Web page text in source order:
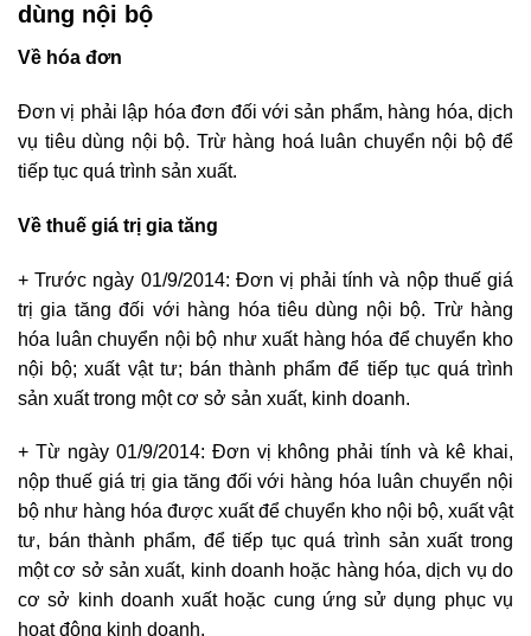
dùng nội bộ
Về hóa đơn
Đơn vị phải lập hóa đơn đối với sản phẩm, hàng hóa, dịch
vụ tiêu dùng nội bộ. Trừ hàng hoá luân chuyển nội bộ để
tiếp tục quá trình sản xuất.
Về thuế giá trị gia tăng
+ Trước ngày 01/9/2014: Đơn vị phải tính và nộp thuế giá
trị gia tăng đối với hàng hóa tiêu dùng nội bộ. Trừ hàng
hóa luân chuyển nội bộ như xuất hàng hóa để chuyển kho
nội bộ; xuất vật tư; bán thành phẩm để tiếp tục quá trình
sản xuất trong một cơ sở sản xuất, kinh doanh.
+ Từ ngày 01/9/2014: Đơn vị không phải tính và kê khai,
nộp thuế giá trị gia tăng đối với hàng hóa luân chuyển nội
bộ như hàng hóa được xuất để chuyển kho nội bộ, xuất vật
tư, bán thành phẩm, để tiếp tục quá trình sản xuất trong
một cơ sở sản xuất, kinh doanh hoặc hàng hóa, dịch vụ do
cơ sở kinh doanh xuất hoặc cung ứng sử dụng phục vụ
hoạt động kinh doanh.